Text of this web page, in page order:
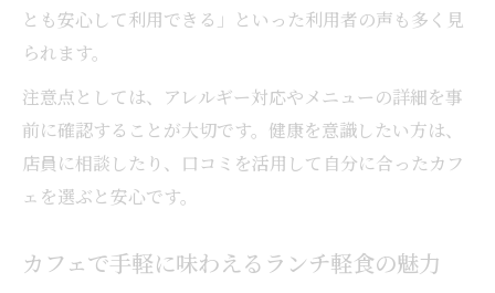
とも安心して利用できる」といった利用者の声も多く見
られます。
注意点としては、アレルギー対応やメニューの詳細を事
前に確認することが大切です。健康を意識したい方は、
店員に相談したり、口コミを活用して自分に合ったカフ
ェを選ぶと安心です。
カフェで手軽に味わえるランチ軽食の魅力